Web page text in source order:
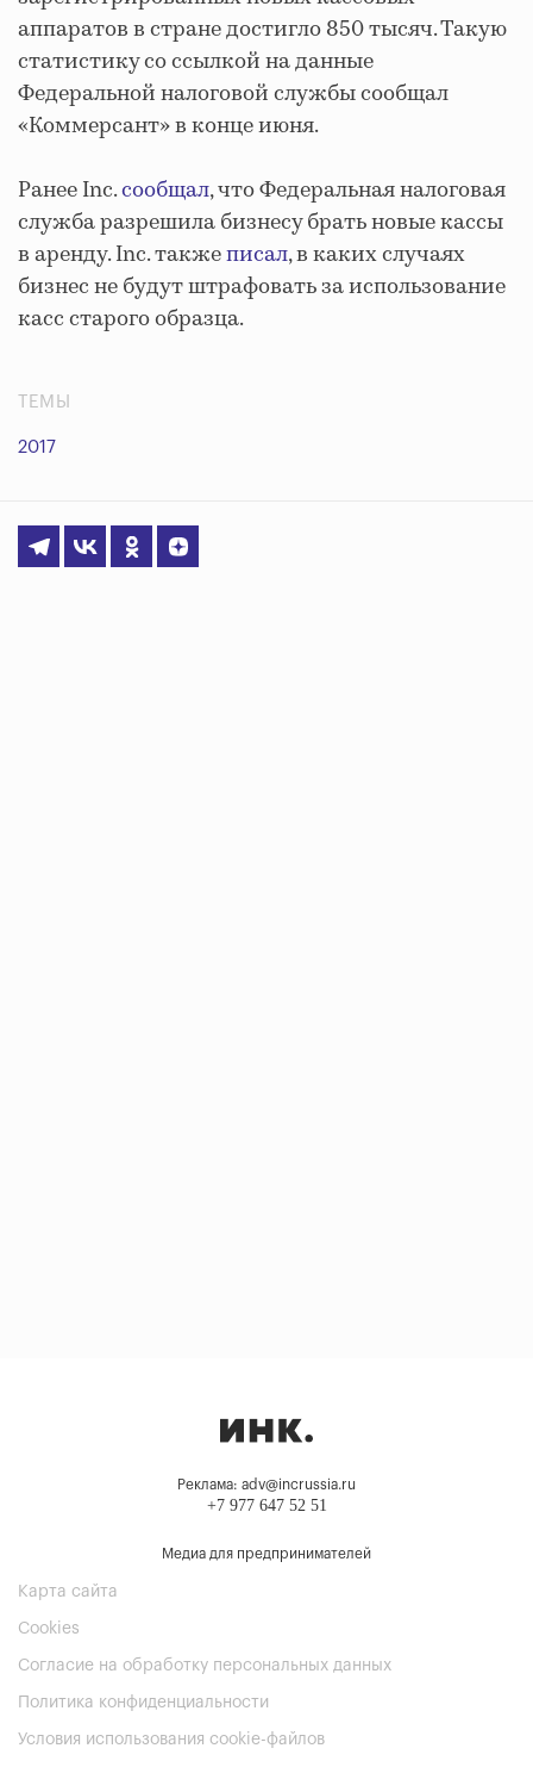
аппаратов в стране достигло 850 тысяч. Такую
статистику со ссылкой на данные
Федеральной налоговой службы сообщал
«Коммерсант» в конце июня.
Ранее Inc.сообщал, что Федеральная налоговая
служба разрешила бизнесу брать новые кассы
в аренду. Inc. такжеписал, в каких случаях
бизнес не будут штрафовать за использование
касс старого образца.
ТЕМЫ
2017
Реклама: adv@incrussia.ru
+7 977 647 52 51
Медиа для предпринимателей
Карта сайта
Cookies
Согласие на обработку персональных данных
Политика конфиденциальности
Условия использования cookie-файлов